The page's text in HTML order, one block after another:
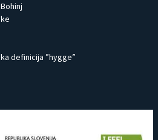
definicija ”hygge”